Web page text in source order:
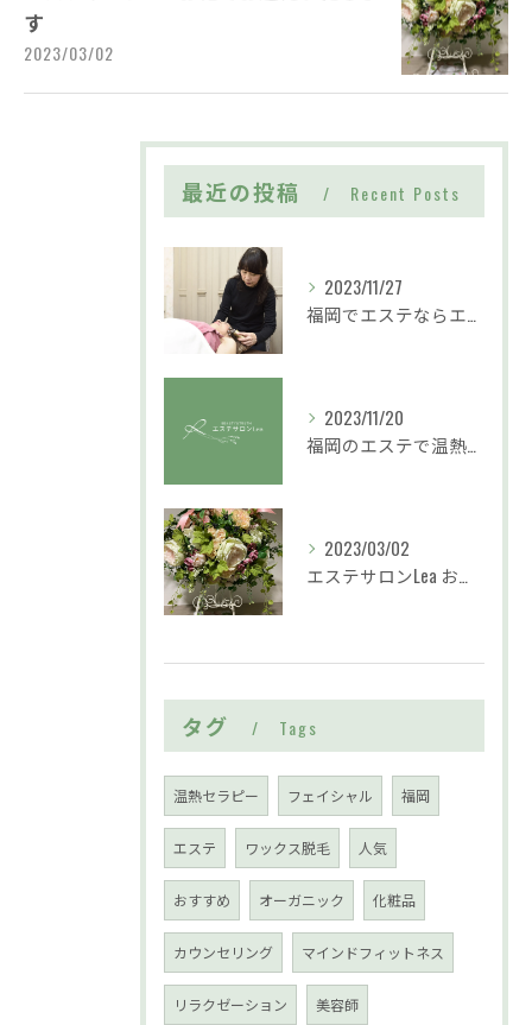
す
2023/03/02
最近の投稿 Recent Posts
2023/11/27
福岡でエステならエステサロンLea｜おすすめはフェイシャル・まつ毛パーマ・ボディケア
2023/11/20
福岡のエステで温熱セラピーを用いた施術を行っております。
2023/03/02
エステサロンLea お花でお迎えいたします
タグ Tags
温熱セラピー フェイシャル 福岡
エステ ワックス脱毛 人気
おすすめ オーガニック 化粧品
カウンセリング マインドフィットネス
リラクゼーション 美容師